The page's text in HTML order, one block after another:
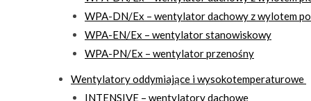
WPA-DN/Ex – wentylator dachowy z wylotem
WPA-EN/Ex – wentylator stanowiskowy
WPA-PN/Ex – wentylator przenośny
Wentylatory oddymiające i wysokotemperaturowe
INTENSIVE – wentylatory dachowe